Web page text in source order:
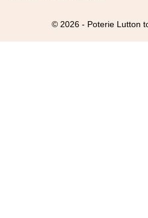
© 2026 - Poterie Lutton